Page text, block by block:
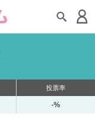
投票率
-%